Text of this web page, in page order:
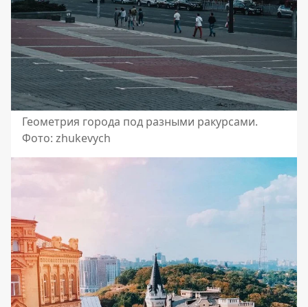
Геометрия города под разными ракурсами.
Фото: zhukevych